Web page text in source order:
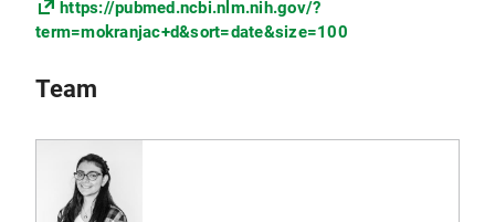
https://pubmed.ncbi.nlm.nih.gov/?
term=mokranjac+d&sort=date&size=100
Team